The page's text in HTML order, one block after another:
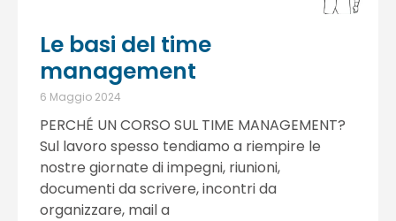
Le basi del time
management
6 Maggio 2024
PERCHÉ UN CORSO SUL TIME MANAGEMENT?
Sul lavoro spesso tendiamo a riempire le
nostre giornate di impegni, riunioni,
documenti da scrivere, incontri da
organizzare, mail a